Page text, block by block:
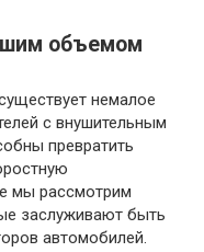
объемом
немалое
с внушительным
превратить
мы рассмотрим
заслуживают быть
автомобилей.